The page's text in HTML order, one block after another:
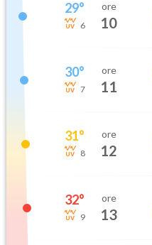
29°
6
ore
10
30°
7
ore
11
31°
8
ore
12
32°
9
ore
13